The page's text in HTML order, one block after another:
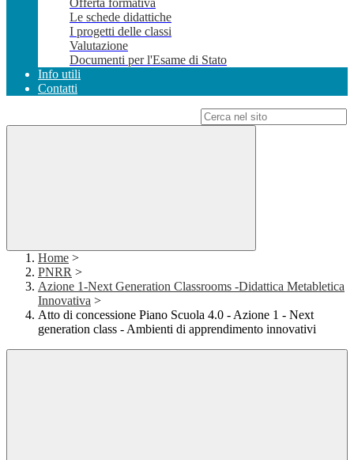
Offerta formativa
Le schede didattiche
I progetti delle classi
Valutazione
Documenti per l'Esame di Stato
Info utili
Contatti
Home >
PNRR >
Azione 1-Next Generation Classrooms -Didattica Metabletica
Innovativa >
Atto di concessione Piano Scuola 4.0 - Azione 1 - Next
generation class - Ambienti di apprendimento innovativi